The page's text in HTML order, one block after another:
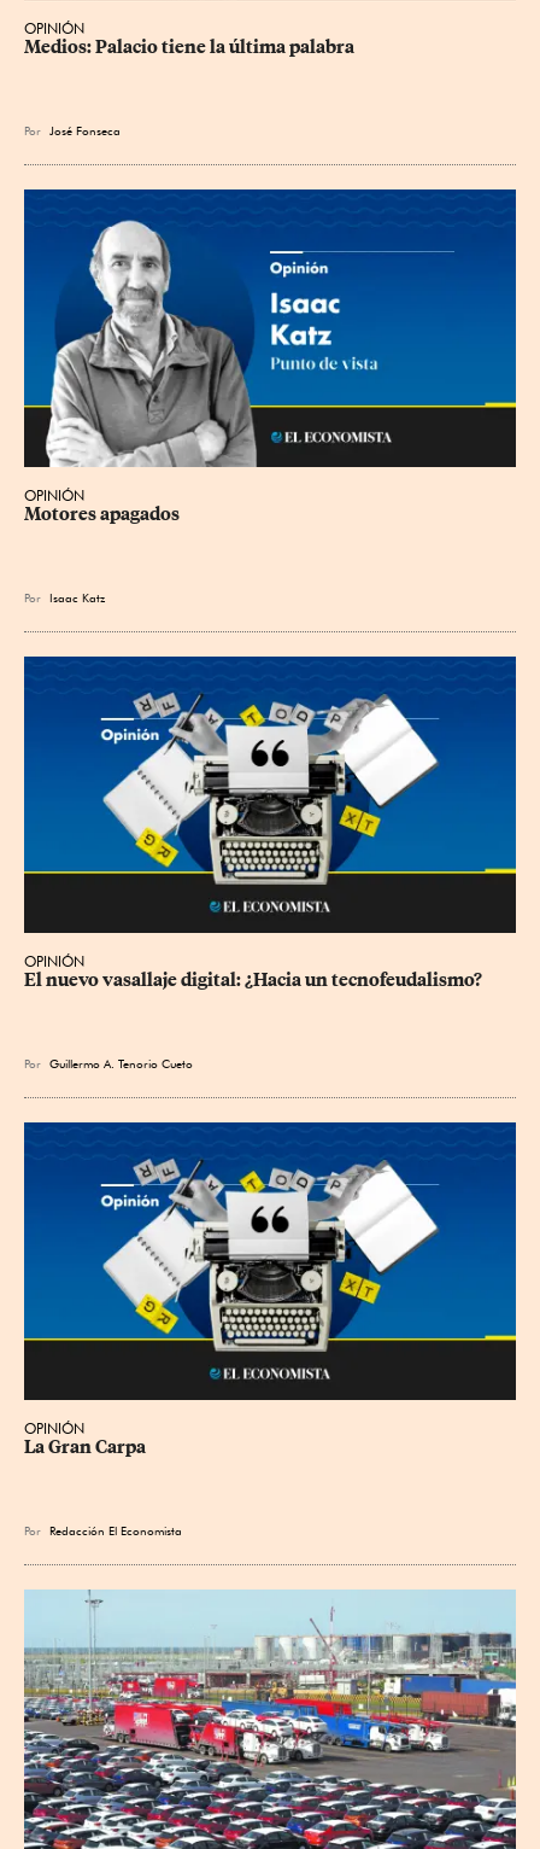
OPINIÓN
Medios: Palacio tiene la última palabra
Por José Fonseca
OPINIÓN
Motores apagados
Por Isaac Katz
OPINIÓN
El nuevo vasallaje digital: ¿Hacia un tecnofeudalismo?
Por Guillermo A. Tenorio Cueto
OPINIÓN
La Gran Carpa
Por Redacción El Economista